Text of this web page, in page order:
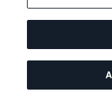
Aktuelles